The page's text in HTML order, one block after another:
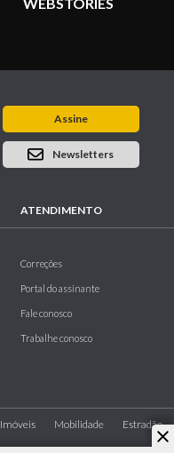
ATENDIMENTO
Correções
Portal do assinante
Fale conosco
Trabalhe conosco
Assine
Newsletters
Imóveis Mobilidade Estradão